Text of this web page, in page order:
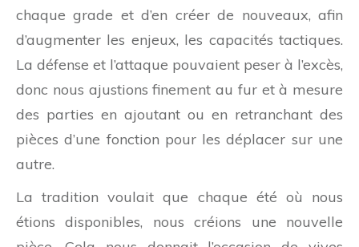
chaque grade et d’en créer de nouveaux, afin
d’augmenter les enjeux, les capacités tactiques.
La défense et l’attaque pouvaient peser à l’excès,
donc nous ajustions finement au fur et à mesure
des parties en ajoutant ou en retranchant des
pièces d’une fonction pour les déplacer sur une
autre.
La tradition voulait que chaque été où nous
étions disponibles, nous créions une nouvelle